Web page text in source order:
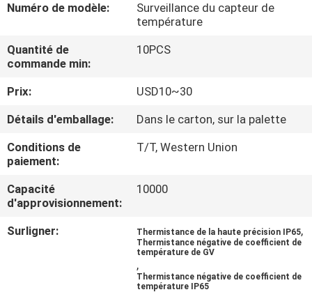
VISITE
D'USINE
CONTRÔLE
QUALITÉ
CONTACTEZ-
NOUS
NOUVELLES
Numéro de modèle:
Surveillance du capteur de
température
Quantité de
commande min:
10PCS
Prix:
USD10~30
Détails d'emballage:
Dans le carton, sur la palette
Conditions de
paiement:
T/T, Western Union
Capacité
d'approvisionnement:
10000
Surligner: Thermistance de la haute précision IP65,
Thermistance négative de coefficient de
température de GV
,
Thermistance négative de coefficient de
température IP65